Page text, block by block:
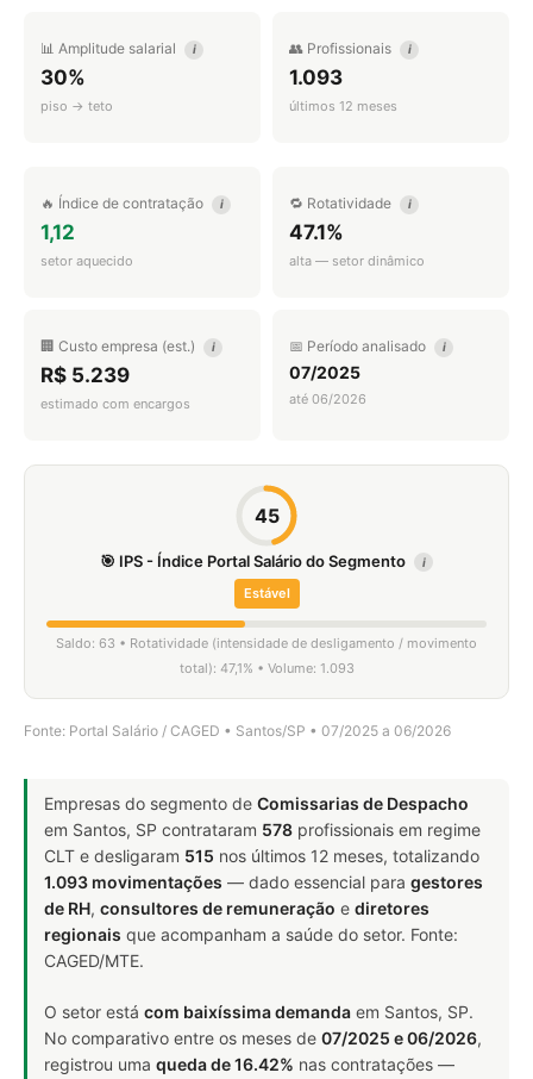
📊 Amplitude salarial i
30%
piso → teto
👥 Profissionais i
1.093
últimos 12 meses
🔥 Índice de contratação i
1,12
setor aquecido
🔁 Rotatividade i
47.1%
alta — setor dinâmico
🏢 Custo empresa (est.) i
R$ 5.239
estimado com encargos
📅 Período analisado i
07/2025
até 06/2026
45
🎯 IPS - Índice Portal Salário do Segmento i
Estável
Saldo: 63 • Rotatividade (intensidade de desligamento / movimento
total): 47,1% • Volume: 1.093
Fonte: Portal Salário / CAGED • Santos/SP • 07/2025 a 06/2026
Empresas do segmento de Comissarias de Despacho
em Santos, SP contrataram 578 profissionais em regime
CLT e desligaram 515 nos últimos 12 meses, totalizando
1.093 movimentações — dado essencial para gestores
de RH, consultores de remuneração e diretores
regionais que acompanham a saúde do setor. Fonte:
CAGED/MTE.
O setor está com baixíssima demanda em Santos, SP.
No comparativo entre os meses de 07/2025 e 06/2026,
registrou uma queda de 16.42% nas contratações —